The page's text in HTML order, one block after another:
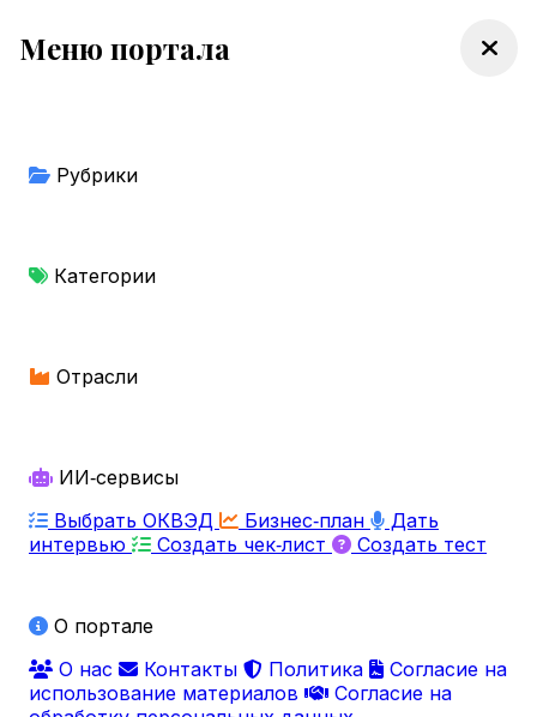
Меню портала
Рубрики
Категории
Отрасли
ИИ‑сервисы
Выбрать ОКВЭД
Бизнес‑план
Дать
интервью
Создать чек‑лист Создать тест
О портале
О нас
Контакты Политика
Согласие на
использование материалов
Согласие на